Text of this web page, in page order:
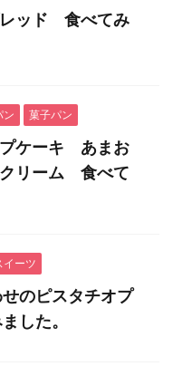
ッド 食べてみ
ン 菓子パン
ケーキ あまお
リーム 食べて
イーツ
のピスタチオプ
した。